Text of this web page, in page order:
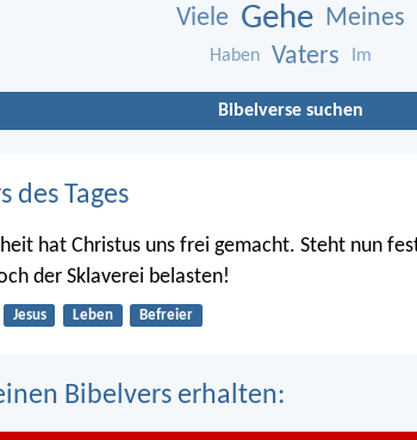
Viele Gehe Meines
Haben Vaters Im
Bibelverse suchen
des Tages
hat Christus uns frei gemacht. Steht nun
der Sklaverei belasten!
Jesus Leben Befreier
Bibelvers erhalten: